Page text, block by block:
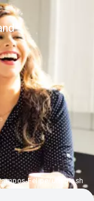
Felipe/unsplash